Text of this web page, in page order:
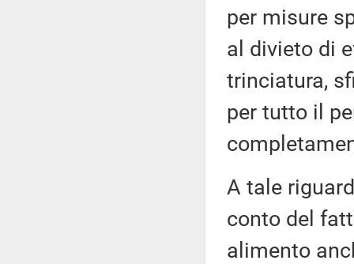
per misure
al divieto di
trinciatura,
per tutto il
A tale
conto del
alimento